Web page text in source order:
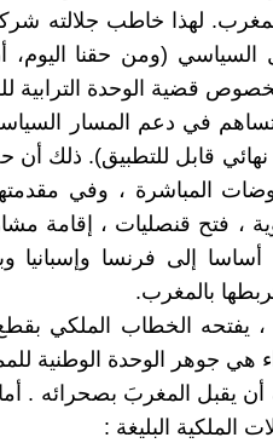
لهذا خاطب جلالته
(ومن حقنا اليوم،
قضية الوحدة الترابية
في دعم المسار
قابل للتطبيق). ذلك أن
المباشرة ، وفي
، فتح قنصليات ، إقامة
إلى فرنسا وإسبانيا
بالمغرب.
يفتحه الخطاب الملكي بقطع
هي جوهر الوحدة الوطنية
يقبل المغربَ بصحرائه . أما
الملكية البليغة :